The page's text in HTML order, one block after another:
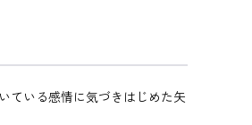
ている感情に気づきはじめた矢